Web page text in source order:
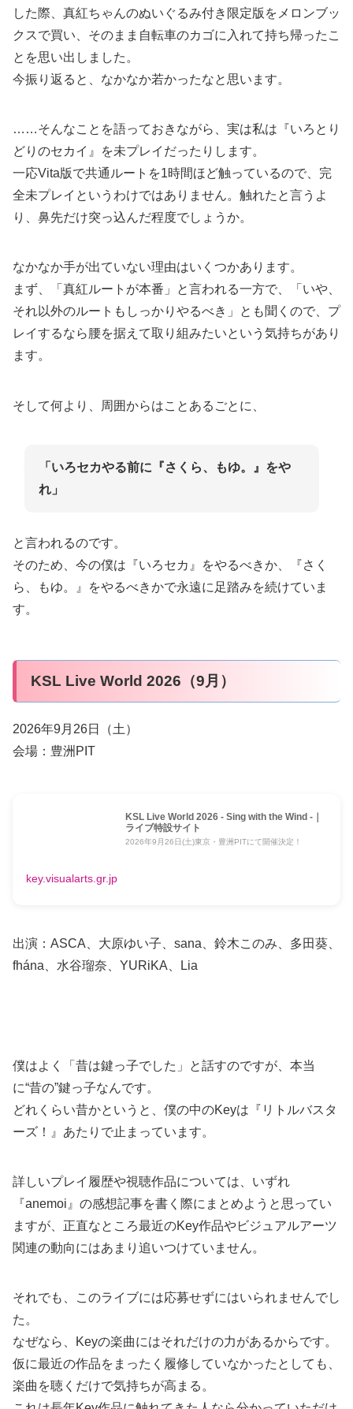
した際、真紅ちゃんのぬいぐるみ付き限定版をメロンブッ
クスで買い、そのまま自転車のカゴに入れて持ち帰ったこ
とを思い出しました。
今振り返ると、なかなか若かったなと思います。
……そんなことを語っておきながら、実は私は『いろとり
どりのセカイ』を未プレイだったりします。
一応Vita版で共通ルートを1時間ほど触っているので、完
全未プレイというわけではありません。触れたと言うよ
り、鼻先だけ突っ込んだ程度でしょうか。
なかなか手が出ていない理由はいくつかあります。
まず、「真紅ルートが本番」と言われる一方で、「いや、
それ以外のルートもしっかりやるべき」とも聞くので、プ
レイするなら腰を据えて取り組みたいという気持ちがあり
ます。
そして何より、周囲からはことあるごとに、
「いろセカやる前に『さくら、もゆ。』をや
れ」
と言われるのです。
そのため、今の僕は『いろセカ』をやるべきか、『さく
ら、もゆ。』をやるべきかで永遠に足踏みを続けていま
す。
KSL Live World 2026（9月）
2026年9月26日（土）
会場：豊洲PIT
KSL Live World 2026 - Sing with the Wind -｜
ライブ特設サイト
2026年9月26日(土)東京・豊洲PITにて開催決定！
key.visualarts.gr.jp
出演：ASCA、大原ゆい子、sana、鈴木このみ、多田葵、
fhána、水谷瑠奈、YURiKA、Lia
僕はよく「昔は鍵っ子でした」と話すのですが、本当
に“昔の”鍵っ子なんです。
どれくらい昔かというと、僕の中のKeyは『リトルバスタ
ーズ！』あたりで止まっています。
詳しいプレイ履歴や視聴作品については、いずれ
『anemoi』の感想記事を書く際にまとめようと思ってい
ますが、正直なところ最近のKey作品やビジュアルアーツ
関連の動向にはあまり追いつけていません。
それでも、このライブには応募せずにはいられませんでし
た。
なぜなら、Keyの楽曲にはそれだけの力があるからです。
仮に最近の作品をまったく履修していなかったとしても、
楽曲を聴くだけで気持ちが高まる。